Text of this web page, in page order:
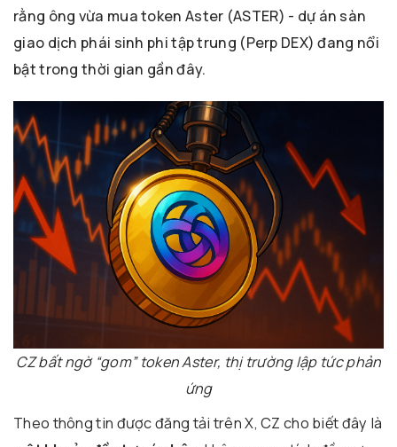
rằng ông vừa mua token Aster (ASTER) - dự án sàn
giao dịch phái sinh phi tập trung (Perp DEX) đang nổi
bật trong thời gian gần đây.
CZ bất ngờ “gom” token Aster, thị trường lập tức phản
ứng
Theo thông tin được đăng tải trên X, CZ cho biết đây là